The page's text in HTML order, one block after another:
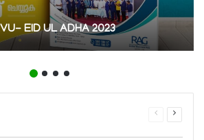
EID UL ADHA 2023
Previous
Next